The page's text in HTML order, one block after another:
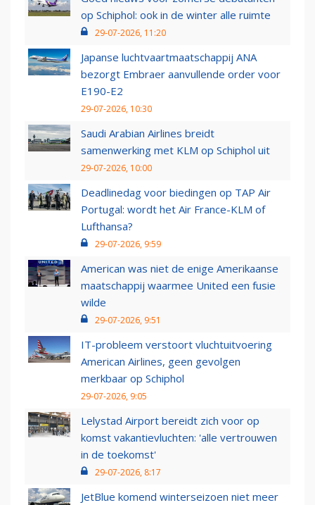
op Schiphol: ook in de winter alle ruimte
29-07-2026, 11:20
Japanse luchtvaartmaatschappij ANA
bezorgt Embraer aanvullende order voor
E190-E2
29-07-2026, 10:30
Saudi Arabian Airlines breidt
samenwerking met KLM op Schiphol uit
29-07-2026, 10:00
Deadlinedag voor biedingen op TAP Air
Portugal: wordt het Air France-KLM of
Lufthansa?
29-07-2026, 9:59
American was niet de enige Amerikaanse
maatschappij waarmee United een fusie
wilde
29-07-2026, 9:51
IT-probleem verstoort vluchtuitvoering
American Airlines, geen gevolgen
merkbaar op Schiphol
29-07-2026, 9:05
Lelystad Airport bereidt zich voor op
komst vakantievluchten: 'alle vertrouwen
in de toekomst'
29-07-2026, 8:17
JetBlue komend winterseizoen niet meer